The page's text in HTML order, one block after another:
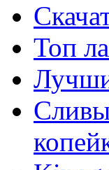
Топ